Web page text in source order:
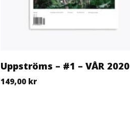
Uppströms – #1 – VÅR 2020
149,00 kr